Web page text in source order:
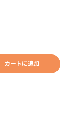
カートに追加